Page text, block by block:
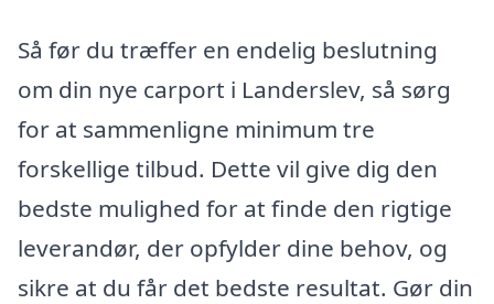
Så før du træffer en endelig beslutning
om din nye carport i Landerslev, så sørg
for at sammenligne minimum tre
forskellige tilbud. Dette vil give dig den
bedste mulighed for at finde den rigtige
leverandør, der opfylder dine behov, og
sikre at du får det bedste resultat. Gør din